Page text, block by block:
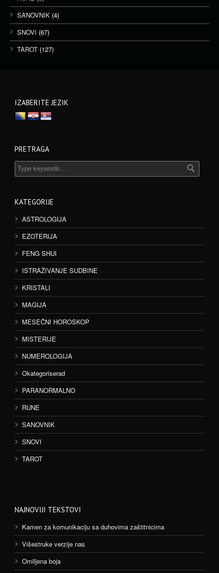
SANOVNIK (4)
SNOVI (67)
TAROT (127)
IZABERITE JEZIK
PRETRAGA
KATEGORIJE
ASTROLOGIJA
EZOTERIJA
FENG SHUI
ISTRAŽIVANJE SUDBINE
KRISTALI
MAGIJA
MESEČNI HOROSKOP
MISTERIJE
NUMEROLOGIJA
Okategoriserad
PARANORMALNO
RUNE
SANOVNIK
SNOVI
TAROT
NAJNOVIJI TEKSTOVI
Kamen za komunikaciju sa duhovima zaštitnicima
Višestruke verzije nas
Omiljena boja